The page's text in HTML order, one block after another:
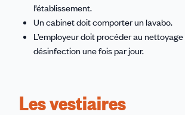
l’établissement.
Un cabinet doit comporter un lavabo.
L’employeur doit procéder au
désinfection une fois par jour.
Les vestiaires